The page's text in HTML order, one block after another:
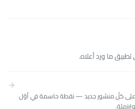
ما ورد أعلاه.
على كلّ منشور جديد — نقطة حاسمة في أوّل